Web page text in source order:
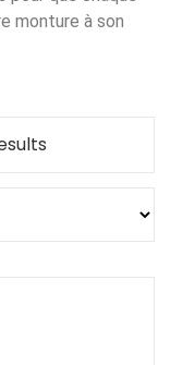
monture à son